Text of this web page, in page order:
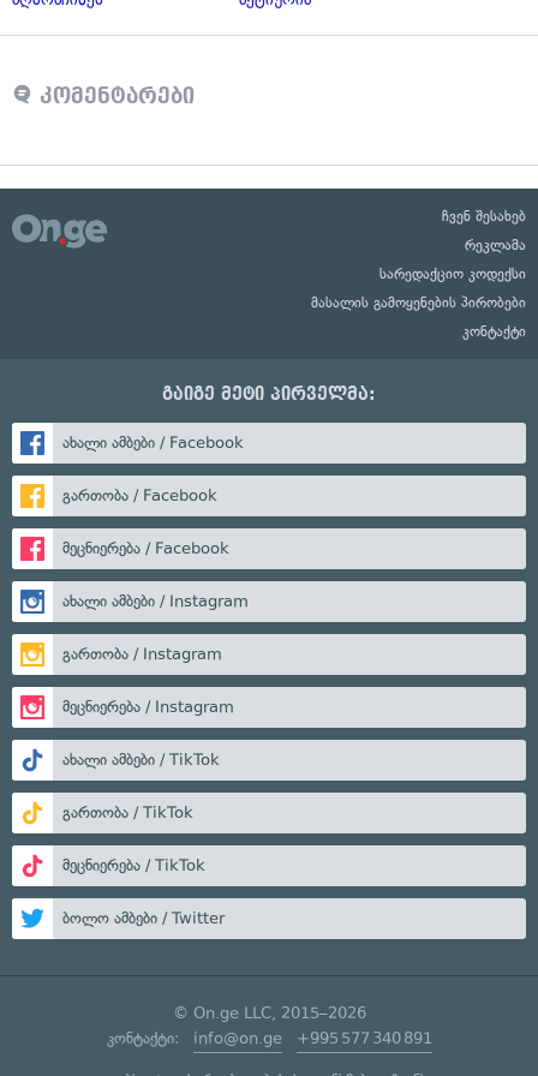
კომენტარები
ჩვენ შესახებ
რეკლამა
სარედაქციო კოდექსი
მასალის გამოყენების პირობები
კონტაქტი
გაიგე მეტი პირველმა:
ახალი ამბები / Facebook
გართობა / Facebook
მეცნიერება / Facebook
ახალი ამბები / Instagram
გართობა / Instagram
მეცნიერება / Instagram
ახალი ამბები / TikTok
გართობა / TikTok
მეცნიერება / TikTok
ბოლო ამბები / Twitter
© On.ge LLC, 2015–2026
კონტაქტი: info@on.ge +995 577 340 891